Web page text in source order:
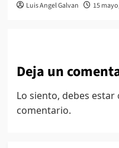
Luis Angel Galvan 15
Deja un
Lo siento, debes estar
comentario.